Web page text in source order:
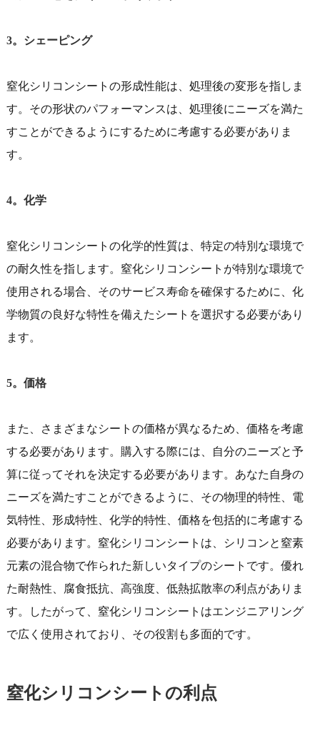
3。シェーピング
窒化シリコンシートの形成性能は、処理後の変形を指しま
す。その形状のパフォーマンスは、処理後にニーズを満た
すことができるようにするために考慮する必要がありま
す。
4。化学
窒化シリコンシートの化学的性質は、特定の特別な環境で
の耐久性を指します。窒化シリコンシートが特別な環境で
使用される場合、そのサービス寿命を確保するために、化
学物質の良好な特性を備えたシートを選択する必要があり
ます。
5。価格
また、さまざまなシートの価格が異なるため、価格を考慮
する必要があります。購入する際には、自分のニーズと予
算に従ってそれを決定する必要があります。あなた自身の
ニーズを満たすことができるように、その物理的特性、電
気特性、形成特性、化学的特性、価格を包括的に考慮する
必要があります。窒化シリコンシートは、シリコンと窒素
元素の混合物で作られた新しいタイプのシートです。優れ
た耐熱性、腐食抵抗、高強度、低熱拡散率の利点がありま
す。したがって、窒化シリコンシートはエンジニアリング
で広く使用されており、その役割も多面的です。
窒化シリコンシートの利点